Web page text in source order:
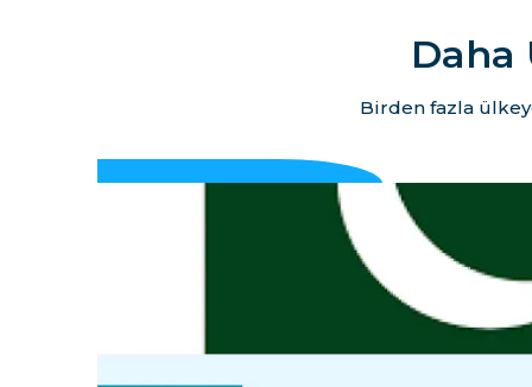
Daha
Birden fazla